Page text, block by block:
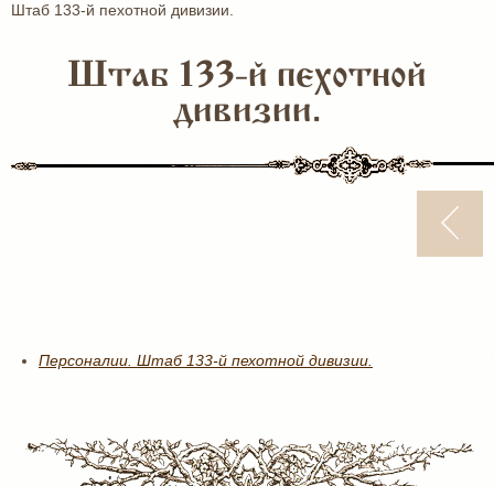
Штаб 133-й пехотной дивизии.
Штаб 133-й пехотной
дивизии.
Персоналии. Штаб 133-й пехотной дивизии.